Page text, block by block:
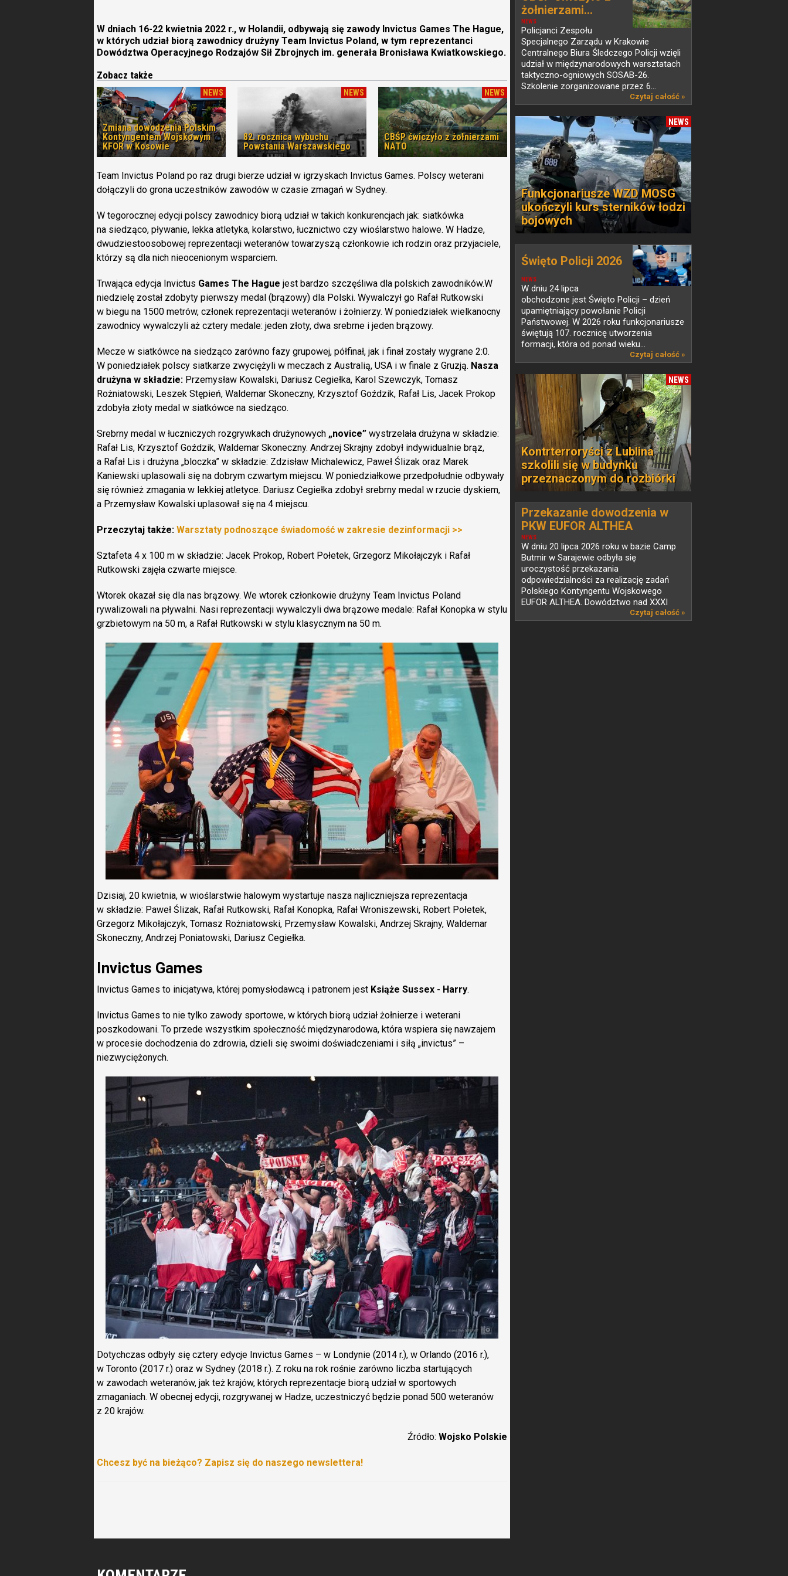
W dniach 16-22 kwietnia 2022 r., w Holandii, odbywają się zawody Invictus Games The Hague,
w których udział biorą zawodnicy drużyny Team Invictus Poland, w tym reprezentanci
Dowództwa Operacyjnego Rodzajów Sił Zbrojnych im. generała Bronisława Kwiatkowskiego.
Zobacz także
NEWS
Zmiana dowodzenia Polskim
Kontyngentem Wojskowym
KFOR w Kosowie
NEWS
82. rocznica wybuchu
Powstania Warszawskiego
NEWS
CBŚP ćwiczyło z żołnierzami
NATO
Team Invictus Poland po raz drugi bierze udział w igrzyskach Invictus Games. Polscy weterani
dołączyli do grona uczestników zawodów w czasie zmagań w Sydney.
W tegorocznej edycji polscy zawodnicy biorą udział w takich konkurencjach jak: siatkówka
na siedząco, pływanie, lekka atletyka, kolarstwo, łucznictwo czy wioślarstwo halowe. W Hadze,
dwudziestoosobowej reprezentacji weteranów towarzyszą członkowie ich rodzin oraz przyjaciele,
którzy są dla nich nieocenionym wsparciem.
Trwająca edycja Invictus Games The Hague jest bardzo szczęśliwa dla polskich zawodników.W
niedzielę został zdobyty pierwszy medal (brązowy) dla Polski. Wywalczył go Rafał Rutkowski
w biegu na 1500 metrów, członek reprezentacji weteranów i żołnierzy. W poniedziałek wielkanocny
zawodnicy wywalczyli aż cztery medale: jeden złoty, dwa srebrne i jeden brązowy.
Mecze w siatkówce na siedząco zarówno fazy grupowej, półfinał, jak i finał zostały wygrane 2:0.
W poniedziałek polscy siatkarze zwyciężyli w meczach z Australią, USA i w finale z Gruzją. Nasza
drużyna w składzie: Przemysław Kowalski, Dariusz Cegiełka, Karol Szewczyk, Tomasz
Rożniatowski, Leszek Stępień, Waldemar Skoneczny, Krzysztof Goździk, Rafał Lis, Jacek Prokop
zdobyła złoty medal w siatkówce na siedząco.
Srebrny medal w łuczniczych rozgrywkach drużynowych „novice” wystrzelała drużyna w składzie:
Rafał Lis, Krzysztof Goździk, Waldemar Skoneczny. Andrzej Skrajny zdobył indywidualnie brąz,
a Rafał Lis i drużyna „bloczka” w składzie: Zdzisław Michalewicz, Paweł Ślizak oraz Marek
Kaniewski uplasowali się na dobrym czwartym miejscu. W poniedziałkowe przedpołudnie odbywały
się również zmagania w lekkiej atletyce. Dariusz Cegiełka zdobył srebrny medal w rzucie dyskiem,
a Przemysław Kowalski uplasował się na 4 miejscu.
Przeczytaj także: Warsztaty podnoszące świadomość w zakresie dezinformacji >>
Sztafeta 4 x 100 m w składzie: Jacek Prokop, Robert Połetek, Grzegorz Mikołajczyk i Rafał
Rutkowski zajęła czwarte miejsce.
Wtorek okazał się dla nas brązowy. We wtorek członkowie drużyny Team Invictus Poland
rywalizowali na pływalni. Nasi reprezentacji wywalczyli dwa brązowe medale: Rafał Konopka w stylu
grzbietowym na 50 m, a Rafał Rutkowski w stylu klasycznym na 50 m.
Dzisiaj, 20 kwietnia, w wioślarstwie halowym wystartuje nasza najliczniejsza reprezentacja
w składzie: Paweł Ślizak, Rafał Rutkowski, Rafał Konopka, Rafał Wroniszewski, Robert Połetek,
Grzegorz Mikołajczyk, Tomasz Rożniatowski, Przemysław Kowalski, Andrzej Skrajny, Waldemar
Skoneczny, Andrzej Poniatowski, Dariusz Cegiełka.
Invictus Games
Invictus Games to inicjatywa, której pomysłodawcą i patronem jest Książe Sussex - Harry.
Invictus Games to nie tylko zawody sportowe, w których biorą udział żołnierze i weterani
poszkodowani. To przede wszystkim społeczność międzynarodowa, która wspiera się nawzajem
w procesie dochodzenia do zdrowia, dzieli się swoimi doświadczeniami i siłą „invictus” –
niezwyciężonych.
Dotychczas odbyły się cztery edycje Invictus Games – w Londynie (2014 r.), w Orlando (2016 r.),
w Toronto (2017 r.) oraz w Sydney (2018 r.). Z roku na rok rośnie zarówno liczba startujących
w zawodach weteranów, jak też krajów, których reprezentacje biorą udział w sportowych
zmaganiach. W obecnej edycji, rozgrywanej w Hadze, uczestniczyć będzie ponad 500 weteranów
z 20 krajów.
Źródło: Wojsko Polskie
Chcesz być na bieżąco? Zapisz się do naszego newslettera!
NEWS
żołnierzami...
Policjanci Zespołu
Specjalnego Zarządu w Krakowie
Centralnego Biura Śledczego Policji wzięli
udział w międzynarodowych warsztatach
taktyczno-ogniowych SOSAB-26.
Szkolenie zorganizowane przez 6...
Czytaj całość »
NEWS
Funkcjonariusze WZD MOSG
ukończyli kurs sterników łodzi
bojowych
NEWS
Święto Policji 2026
W dniu 24 lipca
obchodzone jest Święto Policji – dzień
upamiętniający powołanie Policji
Państwowej. W 2026 roku funkcjonariusze
świętują 107. rocznicę utworzenia
formacji, która od ponad wieku...
Czytaj całość »
NEWS
Kontrterroryści z Lublina
szkolili się w budynku
przeznaczonym do rozbiórki
NEWS
Przekazanie dowodzenia w
PKW EUFOR ALTHEA
W dniu 20 lipca 2026 roku w bazie Camp
Butmir w Sarajewie odbyła się
uroczystość przekazania
odpowiedzialności za realizację zadań
Polskiego Kontyngentu Wojskowego
EUFOR ALTHEA. Dowództwo nad XXXI
Czytaj całość »